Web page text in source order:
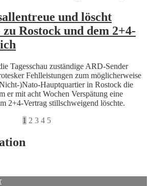
und löscht
zu Rostock und dem 2+4-
Tagesschau zuständige ARD-Sender
Fehlleistungen zum möglicherweise
)Nato-Hauptquartier in Rostock die
er mit acht Wochen Verspätung eine
2+4-Vertrag stillschweigend löschte.
1 2 3 4 5